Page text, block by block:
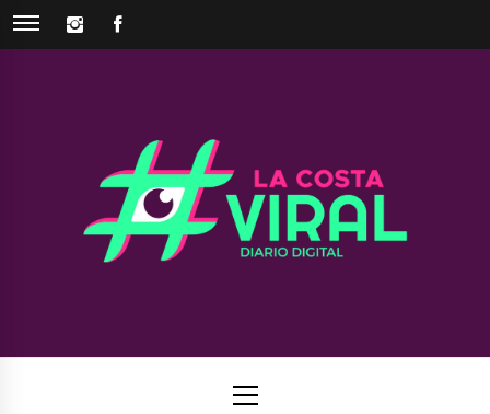
Skip
INSTAGRAM
Viral
Menu